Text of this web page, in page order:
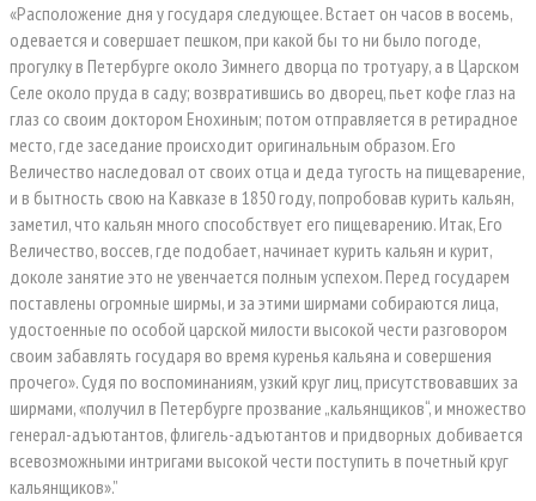
«Расположение дня у государя следующее. Встает он часов в восемь,
одевается и совершает пешком, при какой бы то ни было погоде,
прогулку в Петербурге около Зимнего дворца по тротуару, а в Царском
Селе около пруда в саду; возвратившись во дворец, пьет кофе глаз на
глаз со своим доктором Енохиным; потом отправляется в ретирадное
место, где заседание происходит оригинальным образом. Его
Величество наследовал от своих отца и деда тугость на пищеварение,
и в бытность свою на Кавказе в 1850 году, попробовав курить кальян,
заметил, что кальян много способствует его пищеварению. Итак, Его
Величество, воссев, где подобает, начинает курить кальян и курит,
доколе занятие это не увенчается полным успехом. Перед государем
поставлены огромные ширмы, и за этими ширмами собираются лица,
удостоенные по особой царской милости высокой чести разговором
своим забавлять государя во время куренья кальяна и совершения
прочего». Судя по воспоминаниям, узкий круг лиц, присутствовавших за
ширмами, «получил в Петербурге прозвание „кальянщиков“, и множество
генерал-адъютантов, флигель-адъютантов и придворных добивается
всевозможными интригами высокой чести поступить в почетный круг
кальянщиков».”